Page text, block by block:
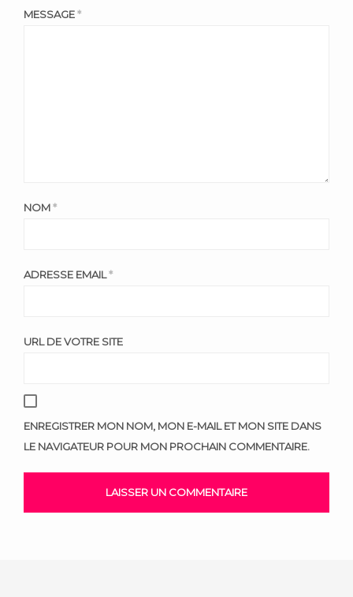
MESSAGE*
NOM*
ADRESSE EMAIL*
URL DE VOTRE SITE
ENREGISTRER MON NOM, MON E-MAIL ET MON SITE DANS
LE NAVIGATEUR POUR MON PROCHAIN COMMENTAIRE.